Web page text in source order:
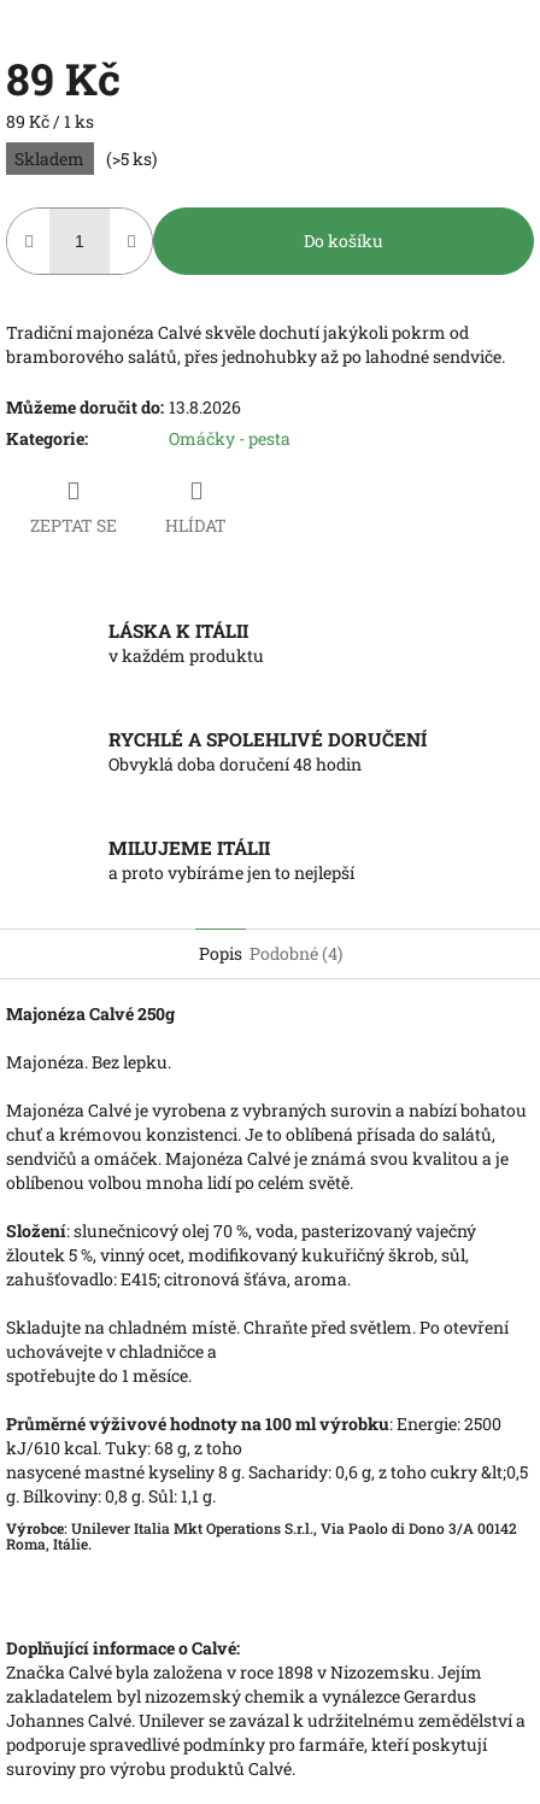
89 Kč
Měrná
cena:
89 Kč / 1 ks
Skladem
(>5 ks)
Do košíku
Tradiční majonéza Calvé skvěle dochutí jakýkoli pokrm od
bramborového salátů, přes jednohubky až po lahodné sendviče.
Můžeme doručit do: 13.8.2026
Kategorie: Omáčky - pesta
ZEPTAT SE HLÍDAT
LÁSKA K ITÁLII
v každém produktu
RYCHLÉ A SPOLEHLIVÉ DORUČENÍ
Obvyklá doba doručení 48 hodin
MILUJEME ITÁLII
a proto vybíráme jen to nejlepší
Popis Podobné (4)
Majonéza Calvé 250g
Majonéza. Bez lepku.
Majonéza Calvé je vyrobena z vybraných surovin a nabízí bohatou
chuť a krémovou konzistenci. Je to oblíbená přísada do salátů,
sendvičů a omáček. Majonéza Calvé je známá svou kvalitou a je
oblíbenou volbou mnoha lidí po celém světě.
Složení: slunečnicový olej 70 %, voda, pasterizovaný vaječný
žloutek 5 %, vinný ocet, modifikovaný kukuřičný škrob, sůl,
zahušťovadlo: E415; citronová šťáva, aroma.
Skladujte na chladném místě. Chraňte před světlem. Po otevření
uchovávejte v chladničce a
spotřebujte do 1 měsíce.
Průměrné výživové hodnoty na 100 ml výrobku: Energie: 2500
kJ/610 kcal. Tuky: 68 g, z toho
nasycené mastné kyseliny 8 g. Sacharidy: 0,6 g, z toho cukry &lt;0,5
g. Bílkoviny: 0,8 g. Sůl: 1,1 g.
Výrobce: Unilever Italia Mkt Operations S.r.l., Via Paolo di Dono 3/A 00142
Roma, Itálie.
Doplňující informace o Calvé:
Značka Calvé byla založena v roce 1898 v Nizozemsku. Jejím
zakladatelem byl nizozemský chemik a vynálezce Gerardus
Johannes Calvé. Unilever se zavázal k udržitelnému zemědělství a
podporuje spravedlivé podmínky pro farmáře, kteří poskytují
suroviny pro výrobu produktů Calvé.